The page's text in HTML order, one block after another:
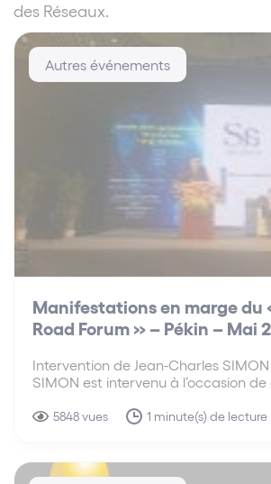
des Réseaux.
Autres événements
Manifestations en marge du
Road Forum » – Pékin – Mai
Intervention de Jean-Charles
SIMON est intervenu à l’occasion de
Forum » à Pékin. Dans le
5848 vues 1 minute(s) de lecture